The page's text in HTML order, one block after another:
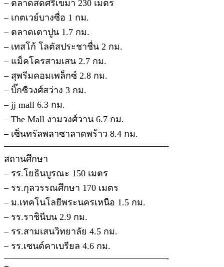
– ตลาดสดศรีเขมา 230 เมตร
– เกตเวย์บางซื่อ 1 กม.
– ตลาดเตาปูน 1.7 กม.
– เทสโก้ โลตัสประชาชื่น 2 กม.
– แม็คโครสามเสน 2.7 กม.
– สุพรีมคอมเพล็กซ์ 2.8 กม.
– บิ๊กซีวงศ์สว่าง 3 กม.
– jj mall 6.3 กม.
– The Mall งามวงศ์วาน 6.7 กม.
– เซ็นทรัลพลาซาลาดพร้าว 8.4 กม.
——————————————————-
สถานศึกษา
– รร.โยธินบูรณะ 150 เมตร
– รร.กุลวรรณศึกษา 170 เมตร
– ม.เทคโนโลยีพระนครเหนือ 1.5 กม.
– รร.ราชินีบน 2.9 กม.
– รร.สามเสนวิทยาลัย 4.5 กม.
– รร.เซนต์คาเบรียล 4.6 กม.
——————————————————-